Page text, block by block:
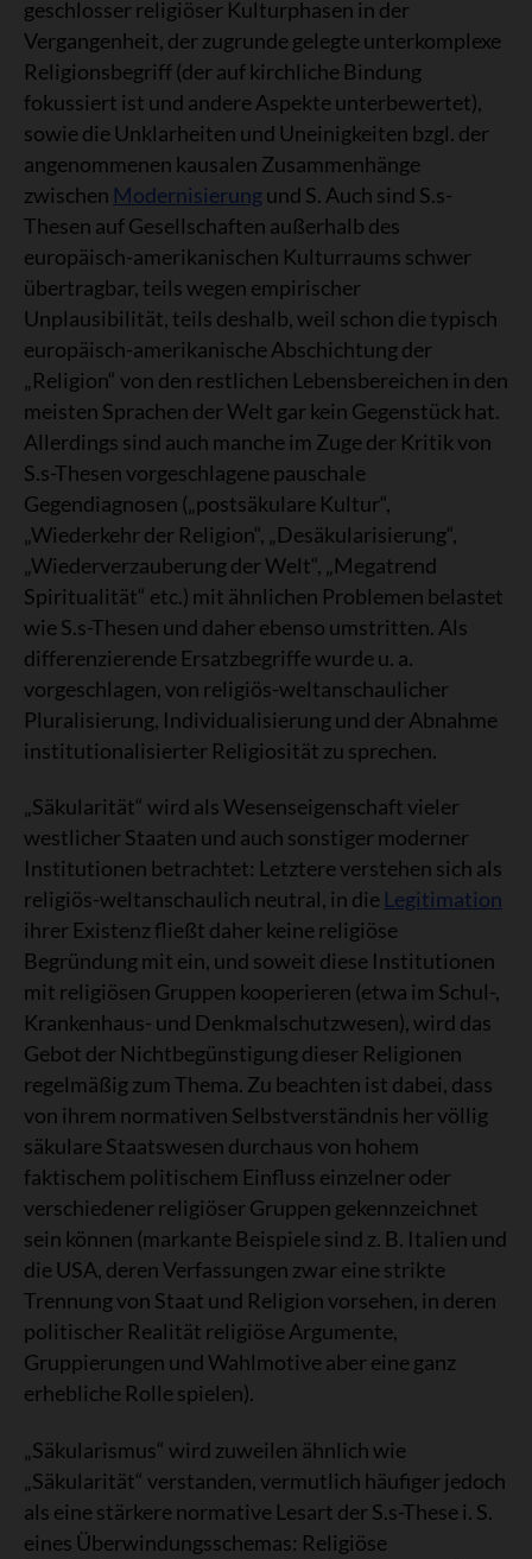
geschlosser religiöser Kulturphasen in der
Vergangenheit, der zugrunde gelegte unterkomplexe
Religionsbegriff (der auf kirchliche Bindung
fokussiert ist und andere Aspekte unterbewertet),
sowie die Unklarheiten und Uneinigkeiten bzgl. der
angenommenen kausalen Zusammenhänge
zwischen Modernisierungund S. Auch sind S.s-
Thesen auf Gesellschaften außerhalb des
europäisch-amerikanischen Kulturraums schwer
übertragbar, teils wegen empirischer
Unplausibilität, teils deshalb, weil schon die typisch
europäisch-amerikanische Abschichtung der
„Religion“ von den restlichen Lebensbereichen in den
meisten Sprachen der Welt gar kein Gegenstück hat.
Allerdings sind auch manche im Zuge der Kritik von
S.s-Thesen vorgeschlagene pauschale
Gegendiagnosen („postsäkulare Kultur“,
„Wiederkehr der Religion“, „Desäkularisierung“,
„Wiederverzauberung der Welt“, „Megatrend
Spiritualität“ etc.) mit ähnlichen Problemen belastet
wie S.s-Thesen und daher ebenso umstritten. Als
differenzierende Ersatzbegriffe wurde u. a.
vorgeschlagen, von religiös-weltanschaulicher
Pluralisierung, Individualisierung und der Abnahme
institutionalisierter Religiosität zu sprechen.
„Säkularität“ wird als Wesenseigenschaft vieler
westlicher Staaten und auch sonstiger moderner
Institutionen betrachtet: Letztere verstehen sich als
religiös-weltanschaulich neutral, in die Legitimation
ihrer Existenz fließt daher keine religiöse
Begründung mit ein, und soweit diese Institutionen
mit religiösen Gruppen kooperieren (etwa im Schul-,
Krankenhaus- und Denkmalschutzwesen), wird das
Gebot der Nichtbegünstigung dieser Religionen
regelmäßig zum Thema. Zu beachten ist dabei, dass
von ihrem normativen Selbstverständnis her völlig
säkulare Staatswesen durchaus von hohem
faktischem politischem Einfluss einzelner oder
verschiedener religiöser Gruppen gekennzeichnet
sein können (markante Beispiele sind z. B. Italien und
die USA, deren Verfassungen zwar eine strikte
Trennung von Staat und Religion vorsehen, in deren
politischer Realität religiöse Argumente,
Gruppierungen und Wahlmotive aber eine ganz
erhebliche Rolle spielen).
„Säkularismus“ wird zuweilen ähnlich wie
„Säkularität“ verstanden, vermutlich häufiger jedoch
als eine stärkere normative Lesart der S.s-These i. S.
eines Überwindungsschemas: Religiöse